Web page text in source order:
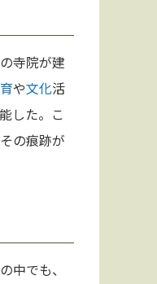
寺院が建
や文化活
した。こ
の痕跡が
中でも、